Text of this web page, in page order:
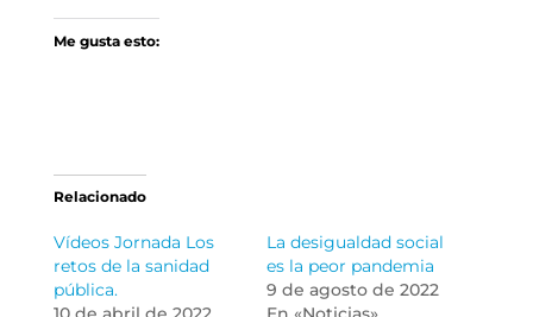
Me gusta esto:
Relacionado
Vídeos Jornada Los
retos de la sanidad
pública.
La desigualdad social
es la peor pandemia
9 de agosto de 2022